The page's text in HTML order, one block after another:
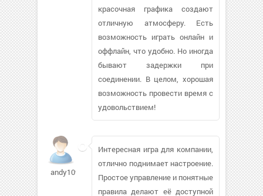
красочная графика создают
отличную атмосферу. Есть
возможность играть онлайн и
оффлайн, что удобно. Но иногда
бывают задержки при
соединении. В целом, хорошая
возможность провести время с
удовольствием!
andy1090620
Интересная игра для компании,
отлично поднимает настроение.
Простое управление и понятные
правила делают её доступной